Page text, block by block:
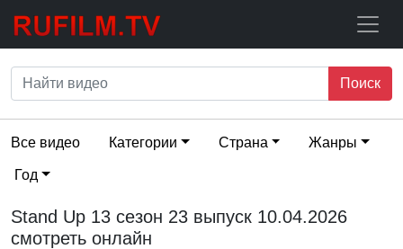
Поиск
Все видео Категории Страна Жанры
Год
Stand Up 13 сезон 23 выпуск 10.04.2026
смотреть онлайн